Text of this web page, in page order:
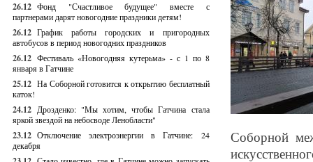
26.12 Фонд "Счастливое будущее" вместе с
партнерами дарят новогодние праздники детям!
26.12 График работы городских и пригородных
автобусов в период новогодних праздников
26.12 Фестиваль «Новогодняя кутерьма» - с 1 по 8
января в Гатчине
25.12 На Соборной готовится к открытию бесплатный
каток!
24.12 Дрозденко: "Мы хотим, чтобы Гатчина стала
яркой звездой на небосводе Ленобласти"
23.12 Отключение электроэнергии в Гатчине: 24
декабря
Соборной